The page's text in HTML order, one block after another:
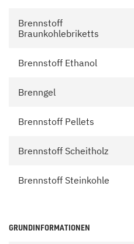
Brennstoff
Braunkohlebriketts
Brennstoff Ethanol
Brenngel
Brennstoff Pellets
Brennstoff Scheitholz
Brennstoff Steinkohle
GRUNDINFORMATIONEN